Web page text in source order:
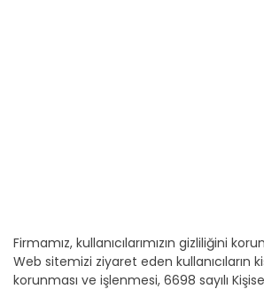
Firmamız, kullanıcılarımızın gizliliğini
Web sitemizi ziyaret eden kullanıcıların
korunması ve işlenmesi, 6698 sayılı